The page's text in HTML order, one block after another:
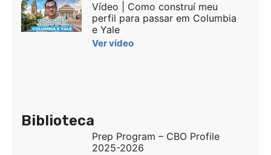
Vídeo | Como construí meu
perfil para passar em Columbia
e Yale
Ver vídeo
Biblioteca
Prep Program – CBO Profile
2025-2026